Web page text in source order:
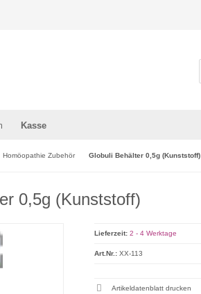
Kasse
Homöopathie Zubehör Globuli Behälter 0,5g (Kunststoff)
0,5g (Kunststoff)
Lieferzeit: 2 - 4 Werktage
Art.Nr.: XX-113
Artikeldatenblatt drucken